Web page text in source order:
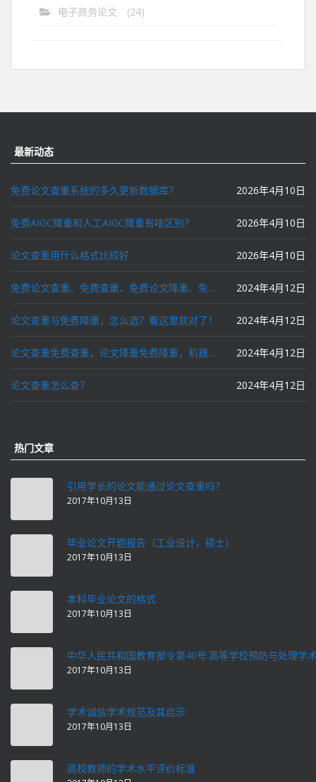
电子商务论文
(24)
最新动态
免费论文查重系统的多久更新数据库？ 2026年4月10日
免费AIGC降重和人工AIGC降重有啥区别？ 2026年4月10日
论文查重用什么格式比较好 2026年4月10日
免费论文查重、免费查重、免费论文降重、免费降重、智能降重、一键降重、降低AIGC写作率、AI写论文，这些名词你了解吗？ 2024年4月12日
论文查重与免费降重，怎么选？看这里就对了！ 2024年4月12日
论文查重免费查重，论文降重免费降重，机器降重，人工降重，降低AIGC写作率，ai写论文，都要选论文狗和paperdog以及文思慧达！ 2024年4月12日
论文查重怎么查？ 2024年4月12日
热门文章
引用学长的论文能通过论文查重吗？
2017年10月13日
毕业论文开题报告（工业设计，硕士）
2017年10月13日
本科毕业论文的格式
2017年10月13日
中华人民共和国教育部令第40号:高等学校预防与处理学
2017年10月13日
学术诚信学术规范及其启示
2017年10月13日
高校教师的学术水平评价标准